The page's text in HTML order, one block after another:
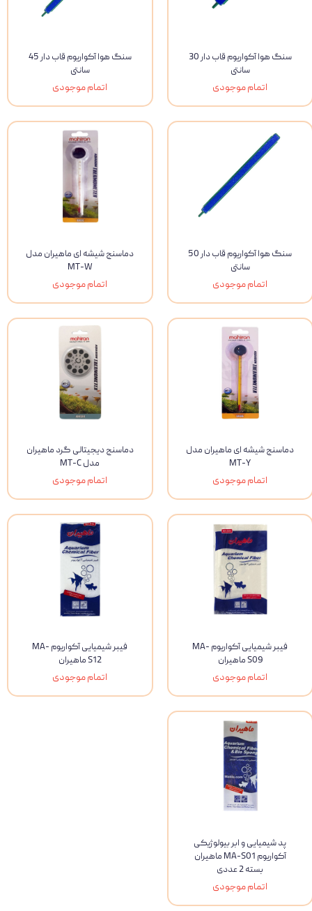
سنگ هوا آکواریوم قاب دار 30
سانتی
اتمام موجودی
سنگ هوا آکواریوم قاب دار 45
سانتی
اتمام موجودی
سنگ هوا آکواریوم قاب دار 50
سانتی
اتمام موجودی
دماسنج شیشه ای ماهیران مدل
MT-W
اتمام موجودی
دماسنج شیشه ای ماهیران مدل
MT-Y
اتمام موجودی
دماسنج دیجیتالی گرد ماهیران
مدل MT-C
اتمام موجودی
فیبر شیمیایی آکواریوم MA-
S09 ماهیران
اتمام موجودی
فیبر شیمیایی آکواریوم MA-
S12 ماهیران
اتمام موجودی
پد شیمیایی و ابر بیولوژیکی
آکواریوم MA-S01 ماهیران
بسته 2 عددی
اتمام موجودی